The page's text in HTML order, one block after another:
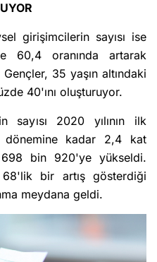
girişimcilerin sayısı ise
60,4 oranında artarak
35 yaşın altındaki
40'ını oluşturuyor.
sayısı 2020 yılının ilk
dönemine kadar 2,4 kat
bin 920'ye yükseldi.
bir artış gösterdiği
meydana geldi.